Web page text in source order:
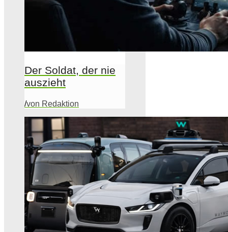
Der Soldat, der nie
auszieht
/von Redaktion